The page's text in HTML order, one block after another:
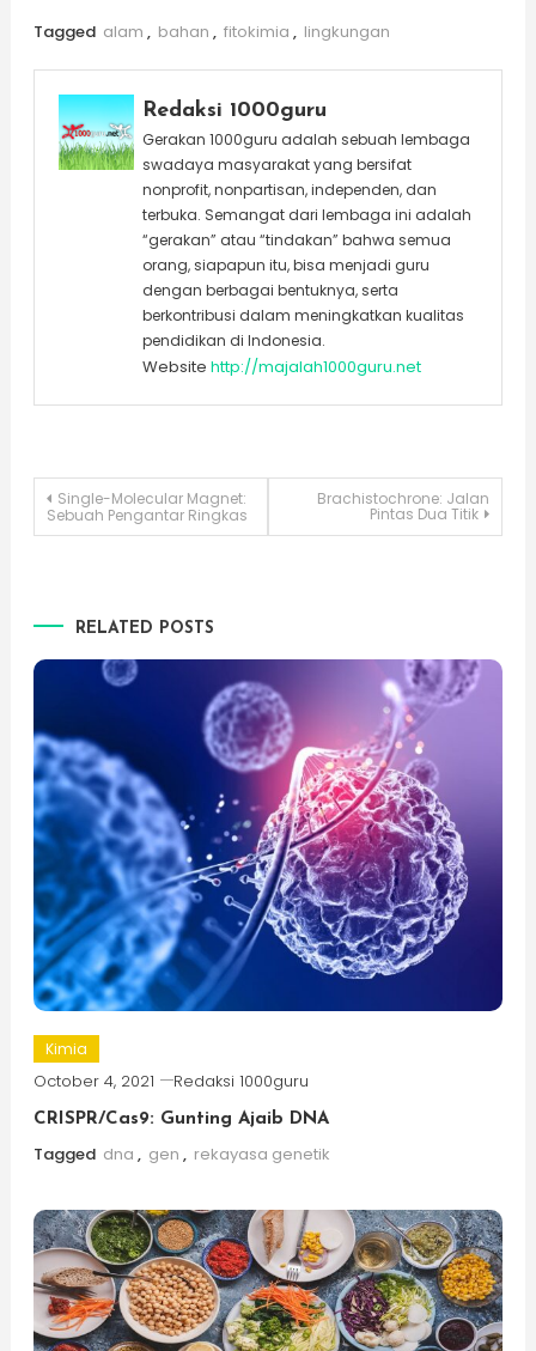
Tagged alam , bahan , fitokimia , lingkungan
Redaksi 1000guru
Gerakan 1000guru adalah sebuah lembaga
swadaya masyarakat yang bersifat
nonprofit, nonpartisan, independen, dan
terbuka. Semangat dari lembaga ini adalah
“gerakan” atau “tindakan” bahwa semua
orang, siapapun itu, bisa menjadi guru
dengan berbagai bentuknya, serta
berkontribusi dalam meningkatkan kualitas
pendidikan di Indonesia.
Website http://majalah1000guru.net
Post
Single-Molecular Magnet:
Sebuah Pengantar Ringkas
Brachistochrone: Jalan
Pintas Dua Titik
RELATED POSTS
Kimia
October 4, 2021 Redaksi 1000guru
CRISPR/Cas9: Gunting Ajaib DNA
Tagged dna , gen , rekayasa genetik